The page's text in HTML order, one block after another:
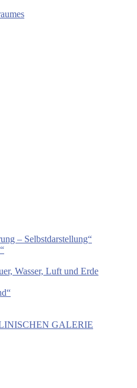
– Selbstdarstellung“
Wasser, Luft und Erde
GALERIE